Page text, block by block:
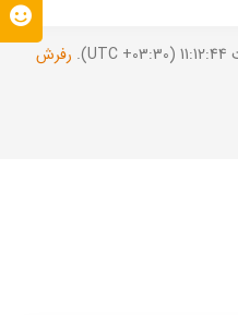
رفرش